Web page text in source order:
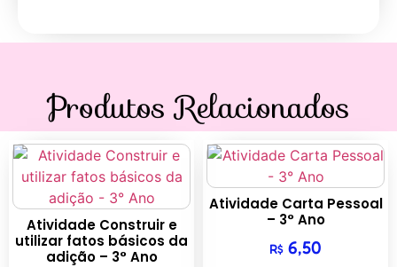
Produtos Relacionados
Atividade Construir e
utilizar fatos básicos da
adição – 3° Ano
Atividade Carta Pessoal
– 3° Ano
R$ 6,50